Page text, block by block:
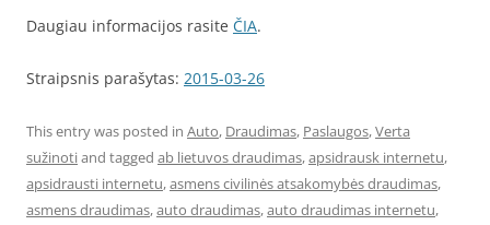
Daugiau informacijos rasite ČIA.
Straipsnis parašytas: 2015-03-26
This entry was posted in Auto, Draudimas, Paslaugos,Verta
sužinotiand tagged ab lietuvos draudimas,apsidrausk internetu,
apsidrausti internetu,asmens civilinės atsakomybės draudimas,
asmens draudimas,auto draudimas,auto draudimas internetu,